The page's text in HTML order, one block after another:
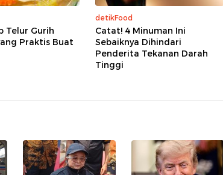
Telur Gurih
Praktis Buat
detikFood
Catat! 4 Minuman Ini
Sebaiknya Dihindari
Penderita Tekanan Darah
Tinggi